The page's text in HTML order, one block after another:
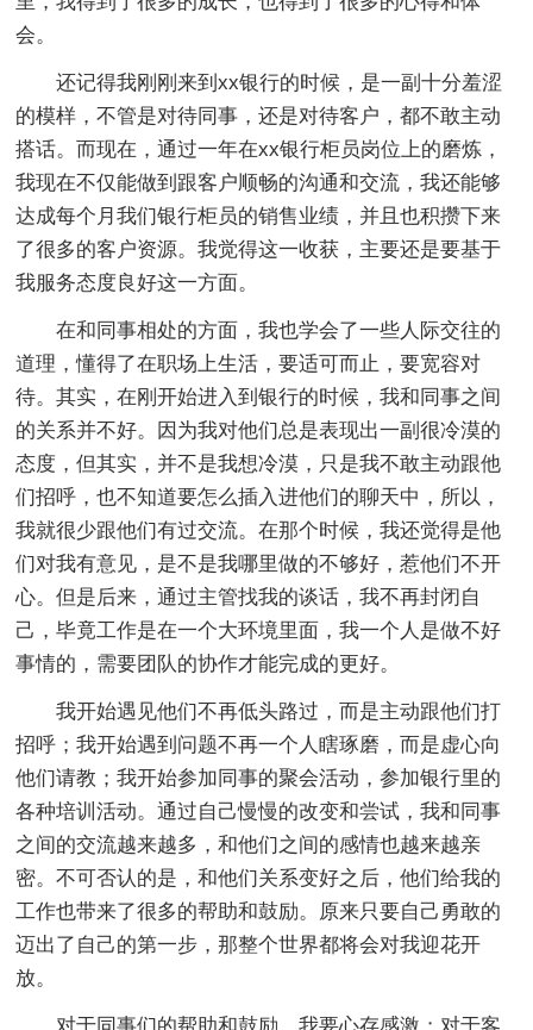
会。
还记得我刚刚来到xx银行的时候，是一副十分羞涩
的模样，不管是对待同事，还是对待客户，都不敢主动
搭话。而现在，通过一年在xx银行柜员岗位上的磨炼，
我现在不仅能做到跟客户顺畅的沟通和交流，我还能够
达成每个月我们银行柜员的销售业绩，并且也积攒下来
了很多的客户资源。我觉得这一收获，主要还是要基于
我服务态度良好这一方面。
在和同事相处的方面，我也学会了一些人际交往的
道理，懂得了在职场上生活，要适可而止，要宽容对
待。其实，在刚开始进入到银行的时候，我和同事之间
的关系并不好。因为我对他们总是表现出一副很冷漠的
态度，但其实，并不是我想冷漠，只是我不敢主动跟他
们招呼，也不知道要怎么插入进他们的聊天中，所以，
我就很少跟他们有过交流。在那个时候，我还觉得是他
们对我有意见，是不是我哪里做的不够好，惹他们不开
心。但是后来，通过主管找我的谈话，我不再封闭自
己，毕竟工作是在一个大环境里面，我一个人是做不好
事情的，需要团队的协作才能完成的更好。
我开始遇见他们不再低头路过，而是主动跟他们打
招呼；我开始遇到问题不再一个人瞎琢磨，而是虚心向
他们请教；我开始参加同事的聚会活动，参加银行里的
各种培训活动。通过自己慢慢的改变和尝试，我和同事
之间的交流越来越多，和他们之间的感情也越来越亲
密。不可否认的是，和他们关系变好之后，他们给我的
工作也带来了很多的帮助和鼓励。原来只要自己勇敢的
迈出了自己的第一步，那整个世界都将会对我迎花开
放。